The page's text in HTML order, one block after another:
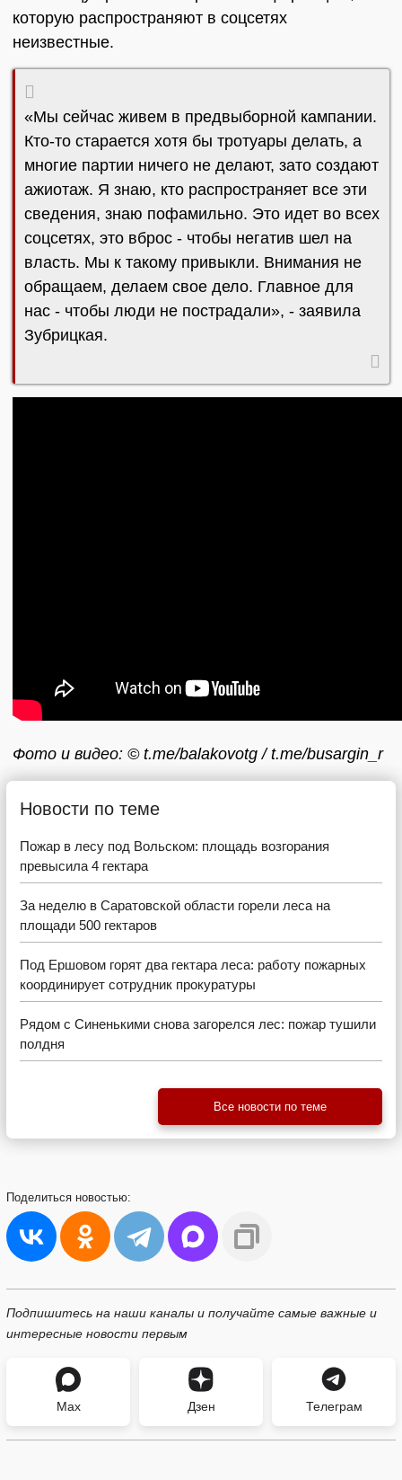
которую распространяют в соцсетях
неизвестные.
«Мы сейчас живем в предвыборной кампании.
Кто-то старается хотя бы тротуары делать, а
многие партии ничего не делают, зато создают
ажиотаж. Я знаю, кто распространяет все эти
сведения, знаю пофамильно. Это идет во всех
соцсетях, это вброс - чтобы негатив шел на
власть. Мы к такому привыкли. Внимания не
обращаем, делаем свое дело. Главное для
нас - чтобы люди не пострадали», - заявила
Зубрицкая.
Фото и видео: © t.me/balakovotg / t.me/busargin_r
Новости по теме
Пожар в лесу под Вольском: площадь возгорания
превысила 4 гектара
За неделю в Саратовской области горели леса на
площади 500 гектаров
Под Ершовом горят два гектара леса: работу пожарных
координирует сотрудник прокуратуры
Рядом с Синенькими снова загорелся лес: пожар тушили
полдня
Все новости по теме
Поделиться новостью:
Подпишитесь на наши каналы и получайте самые важные и
интересные новости первым
Max Дзен Телеграм